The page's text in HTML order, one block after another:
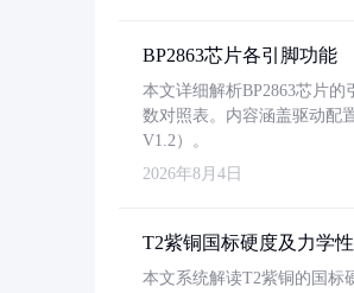
BP2863芯片各引脚功能
本文详细解析BP2863芯片
数对照表。内容涵盖驱动配
V1.2）。
2026年8月4日
T2紫铜国标硬度及力学
本文系统解读T2紫铜的国标